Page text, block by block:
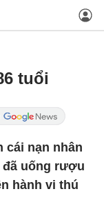
tuổi
cái nạn nhân
đã uống rượu
hành vi thú